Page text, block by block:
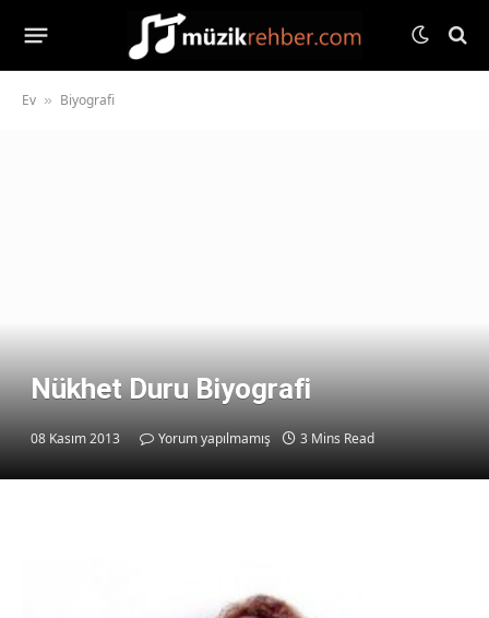
Ev » Biyografi
Nükhet Duru Biyografi
08 Kasım 2013 Yorum yapılmamış 3 Mins Read